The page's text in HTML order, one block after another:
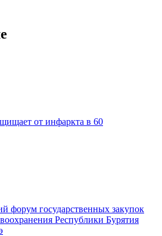
от инфаркта в 60
форум государственных закупок
Республики Бурятия